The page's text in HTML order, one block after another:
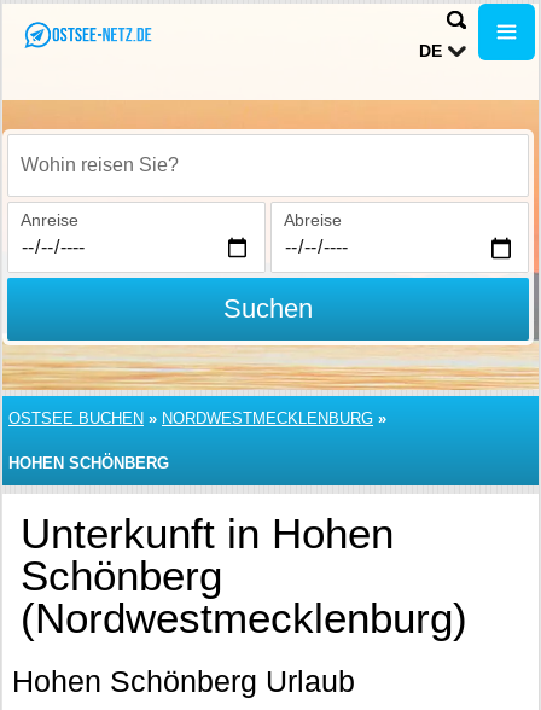
DE
Wohin reisen Sie?
Anreise Abreise
Suchen
OSTSEE BUCHEN » NORDWESTMECKLENBURG »
HOHEN SCHÖNBERG
Unterkunft in Hohen
Schönberg
(Nordwestmecklenburg)
Hohen Schönberg Urlaub